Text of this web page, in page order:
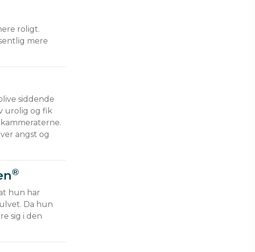
roligt.
mere
siddende
urolig og fik
angst og
®
hun har
Da hun
sig i den